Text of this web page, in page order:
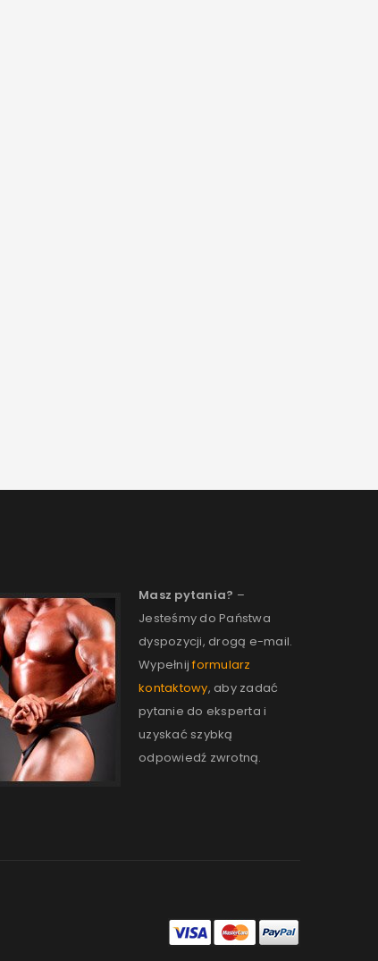
Masz pytania? –
Jesteśmy do Państwa
dyspozycji, drogą e-mail.
Wypełnijformularz
kontaktowy, aby zadać
pytanie do eksperta i
uzyskać szybką
odpowiedź zwrotną.